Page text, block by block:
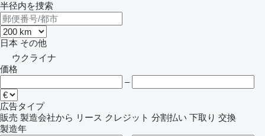
半径内を捜索
日本 その他
ウクライナ
価格
–
広告タイプ
販売 製造会社から リース クレジット 分割払い 下取り 交換
製造年